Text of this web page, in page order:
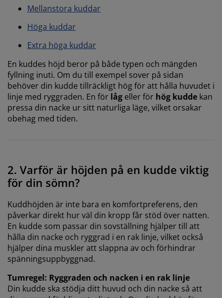
Mellanstora kuddar
Höga kuddar
Extra höga kuddar
En kuddes höjd beror på både typen och mängden
fyllning inuti. Om du till exempel sover på sidan
behöver din kudde tillräckligt hög för att hålla huvudet i
linje med ryggraden. En för låg eller för hög kudde kan
pressa din nacke ur sitt naturliga läge, vilket orsakar
obehag med tiden.
2. Varför är höjden på en kudde viktig
för din sömn?
Kuddhöjden är inte bara en komfortpreferens, den
påverkar direkt hur väl din kropp får stöd över natten.
En kudde som passar din sovställning hjälper till att
hålla din nacke och ryggrad i en rak linje, vilket också
hjälper dina muskler att slappna av och förhindrar
spänningsuppbyggnad.
Tumregel: Ryggraden och nacken i en rak linje
Din kudde ska stödja ditt huvud och din nacke så att